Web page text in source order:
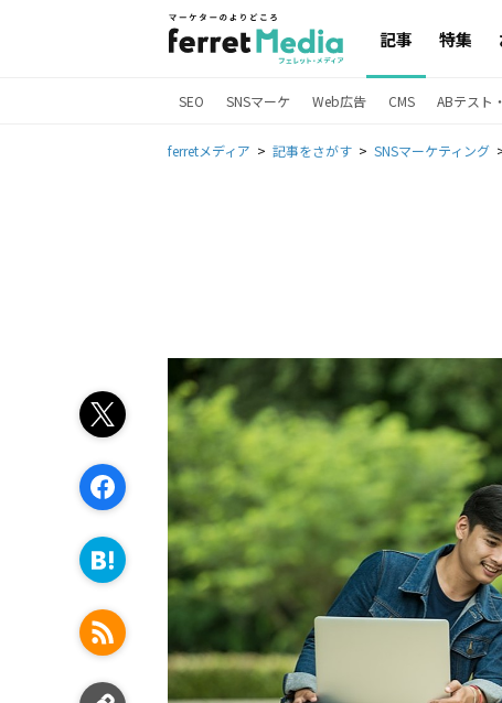
記事 特集
SEO SNSマーケ Web広告 CMS ABテスト
ferretメディア 記事をさがす SNSマーケティング